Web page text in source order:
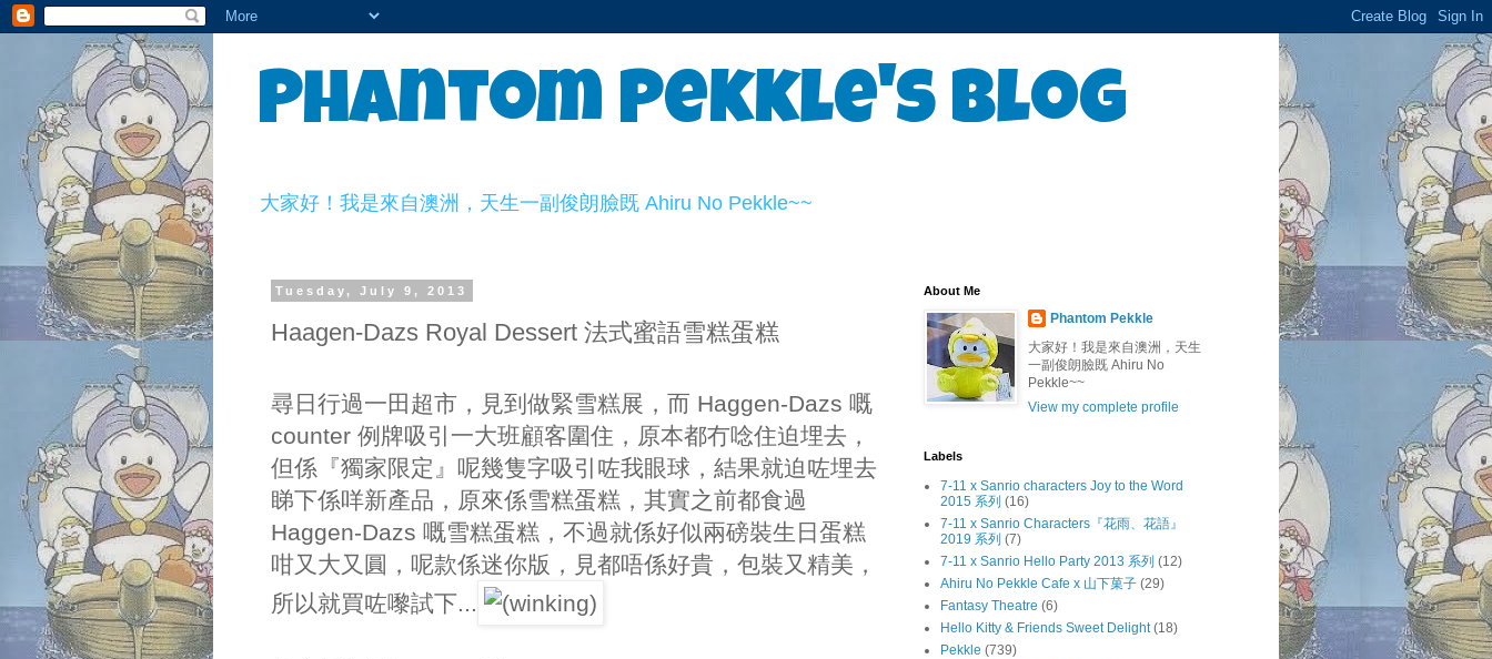
Phantom Pekkle's Blog
大家好！我是來自澳洲，天生一副俊朗臉既 Ahiru No Pekkle~~
Tuesday, July 9, 2013
Haagen-Dazs Royal Dessert 法式蜜語雪糕蛋糕
尋日行過一田超市，見到做緊雪糕展，而 Haggen-Dazs 嘅
counter 例牌吸引一大班顧客圍住，原本都冇唸住迫埋去，
但係『獨家限定』呢幾隻字吸引咗我眼球，結果就迫咗埋去
睇下係咩新產品，原來係雪糕蛋糕，其實之前都食過
Haggen-Dazs 嘅雪糕蛋糕，不過就係好似兩磅裝生日蛋糕
咁又大又圓，呢款係迷你版，見都唔係好貴，包裝又精美，
所以就買咗嚟試下...
About Me
Phantom Pekkle
大家好！我是來自澳洲，天生
一副俊朗臉既 Ahiru No
Pekkle~~
View my complete profile
Labels
7-11 x Sanrio characters Joy to the Word
2015 系列 (16)
7-11 x Sanrio Characters『花雨、花語』
2019 系列 (7)
7-11 x Sanrio Hello Party 2013 系列 (12)
Ahiru No Pekkle Cafe x 山下菓子 (29)
Fantasy Theatre (6)
Hello Kitty & Friends Sweet Delight (18)
Pekkle (739)